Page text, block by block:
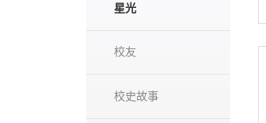
星光
校友
校史故事